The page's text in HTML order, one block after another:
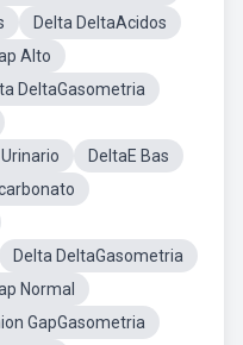
Delta DeltaAcidos
Alto
DeltaGasometria
DeltaE Bas
Delta DeltaGasometria
Normal
GapGasometria